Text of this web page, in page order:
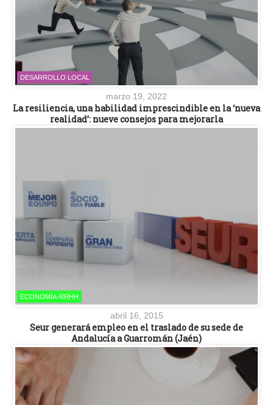
DESARROLLO LOCAL
marzo 19, 2022
La resiliencia, una habilidad imprescindible en la ‘nueva
realidad’: nueve consejos para mejorarla
ECONOMÍA-RRHH
abril 16, 2015
Seur generará empleo en el traslado de su sede de
Andalucía a Guarromán (Jaén)